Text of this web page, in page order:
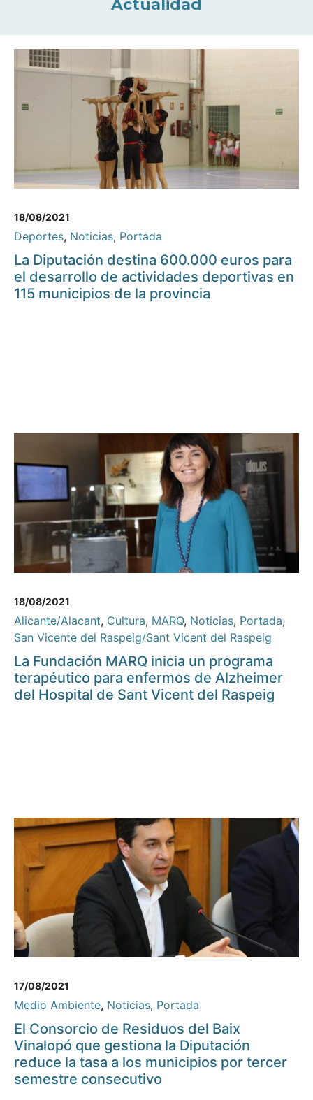
Actualidad
18/08/2021
Deportes, Noticias, Portada
La Diputación destina 600.000 euros para
el desarrollo de actividades deportivas en
115 municipios de la provincia
18/08/2021
Alicante/Alacant, Cultura, MARQ, Noticias, Portada,
San Vicente del Raspeig/Sant Vicent del Raspeig
La Fundación MARQ inicia un programa
terapéutico para enfermos de Alzheimer
del Hospital de Sant Vicent del Raspeig
17/08/2021
Medio Ambiente, Noticias, Portada
El Consorcio de Residuos del Baix
Vinalopó que gestiona la Diputación
reduce la tasa a los municipios por tercer
semestre consecutivo